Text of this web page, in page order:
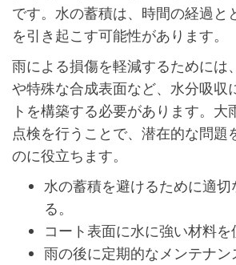
です。水の蓄積は、時間の経過と
を引き起こす可能性があります。
雨による損傷を軽減するためには
や特殊な合成表面など、水分吸収
トを構築する必要があります。大
点検を行うことで、潜在的な問題
のに役立ちます。
水の蓄積を避けるために適
る。
コート表面に水に強い材料を
雨の後に定期的なメンテナ